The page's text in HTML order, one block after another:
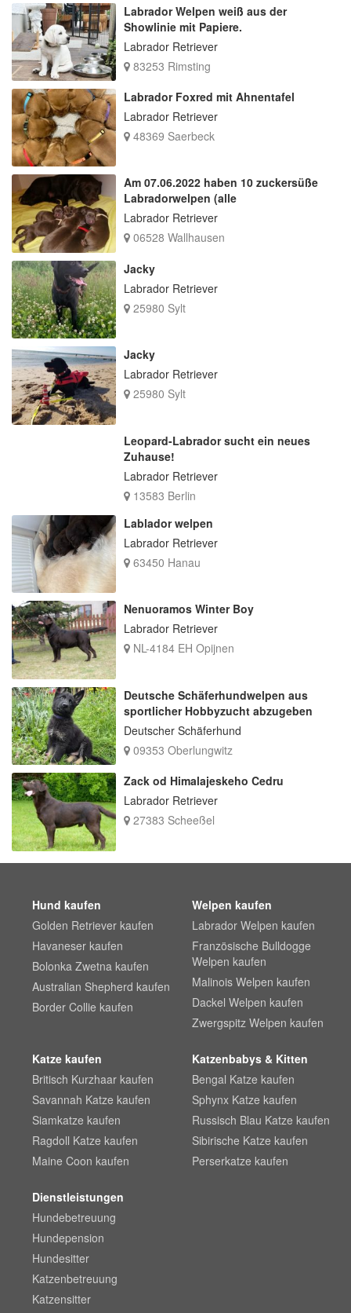
Labrador Welpen weiß aus der
Showlinie mit Papiere.
Labrador Retriever
83253 Rimsting
Labrador Foxred mit Ahnentafel
Labrador Retriever
48369 Saerbeck
Am 07.06.2022 haben 10 zuckersüße
Labradorwelpen (alle
Labrador Retriever
06528 Wallhausen
Jacky
Labrador Retriever
25980 Sylt
Jacky
Labrador Retriever
25980 Sylt
Leopard-Labrador sucht ein neues
Zuhause!
Labrador Retriever
13583 Berlin
Lablador welpen
Labrador Retriever
63450 Hanau
Nenuoramos Winter Boy
Labrador Retriever
NL-4184 EH Opijnen
Deutsche Schäferhundwelpen aus
sportlicher Hobbyzucht abzugeben
Deutscher Schäferhund
09353 Oberlungwitz
Zack od Himalajeskeho Cedru
Labrador Retriever
27383 Scheeßel
Hund kaufen
Golden Retriever kaufen
Havaneser kaufen
Bolonka Zwetna kaufen
Australian Shepherd kaufen
Border Collie kaufen
Welpen kaufen
Labrador Welpen kaufen
Französische Bulldogge
Welpen kaufen
Malinois Welpen kaufen
Dackel Welpen kaufen
Zwergspitz Welpen kaufen
Katze kaufen
Britisch Kurzhaar kaufen
Savannah Katze kaufen
Siamkatze kaufen
Ragdoll Katze kaufen
Maine Coon kaufen
Katzenbabys & Kitten
Bengal Katze kaufen
Sphynx Katze kaufen
Russisch Blau Katze kaufen
Sibirische Katze kaufen
Perserkatze kaufen
Dienstleistungen
Hundebetreuung
Hundepension
Hundesitter
Katzenbetreuung
Katzensitter